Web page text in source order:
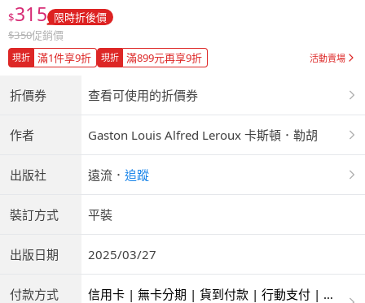
$315 限時折後價
$350促銷價
現折 滿1件享9折 現折 滿899元再享9折 活動賣場
折價券 查看可使用的折價券
作者 Gaston Louis Alfred Leroux 卡斯頓．勒胡
出版社 遠流 ． 追蹤
裝訂方式 平裝
出版日期 2025/03/27
付款方式
信用卡 | 無卡分期 | 貨到付款 | 行動支付 | 超